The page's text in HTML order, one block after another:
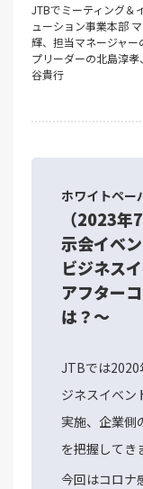
JTBでミーティング＆
ューション事業本部
輝、担当マネージャ
プリーダーの北島淳
谷貴行
ホワイトペー
（2023
示会イベ
ビジネス
アフター
は？～
JTBでは2020
ジネスイベン
実施、企業側
を把握してき
今回はコロナ